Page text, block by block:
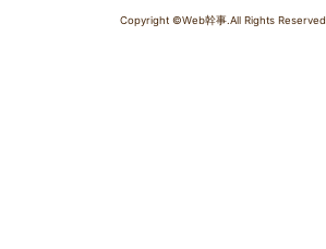
Copyright ©Web幹事.All Rights Reserved.